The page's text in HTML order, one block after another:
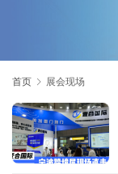
首页 展会现场